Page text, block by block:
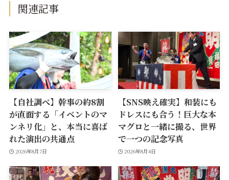
関連記事
【自社調べ】幹事の約8割
が直面する「イベントのマ
ンネリ化」と、本当に喜ば
れた演出の共通点
2026年8月7日
【SNS映え確実】和装にも
ドレスにも合う！巨大な本
マグロと一緒に撮る、世界
で一つの記念写真
2026年8月4日